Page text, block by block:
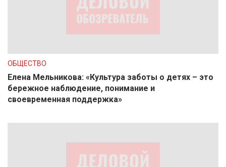
ОБЩЕСТВО
Елена Мельникова: «Культура заботы о детях – это
бережное наблюдение, понимание и
своевременная поддержка»